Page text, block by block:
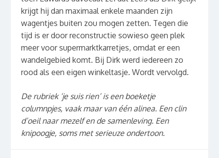
krijgt hij dan maximaal enkele maanden zijn
wagentjes buiten zou mogen zetten. Tegen die
tijd is er door reconstructie sowieso geen plek
meer voor supermarktkarretjes, omdat er een
wandelgebied komt. Bij Dirk werd iedereen zo
rood als een eigen winkeltasje. Wordt vervolgd.
De rubriek ‘je suis rien’ is een boeketje
columnpjes, vaak maar van één alinea. Een clin
d’oeil naar mezelf en de samenleving. Een
knipoogje, soms met serieuze ondertoon.